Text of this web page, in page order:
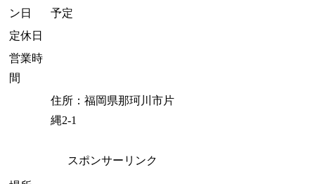
ン日
予定
定休日
営業時
間
住所：福岡県那珂川市片
縄2-1
スポンサーリンク